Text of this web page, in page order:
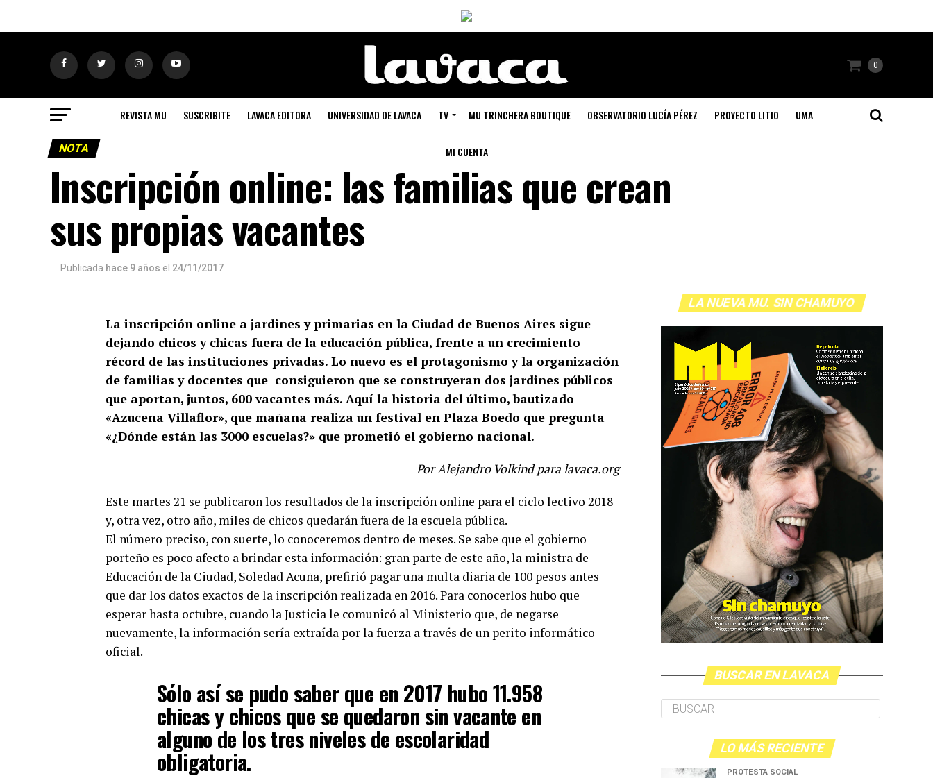
0
REVISTA MU SUSCRIBITE LAVACA EDITORA UNIVERSIDAD DE LAVACA TV MU TRINCHERA BOUTIQUE OBSERVATORIO LUCÍA PÉREZ PROYECTO LITIO UMA
MI CUENTA
NOTA
Inscripción online: las familias que crean
sus propias vacantes
Publicada hace 9 años el 24/11/2017
La inscripción online a jardines y primarias en la Ciudad de Buenos Aires sigue
dejando chicos y chicas fuera de la educación pública, frente a un crecimiento
récord de las instituciones privadas. Lo nuevo es el protagonismo y la organización
de familias y docentes que consiguieron que se construyeran dos jardines públicos
que aportan, juntos, 600 vacantes más. Aquí la historia del último, bautizado
«Azucena Villaflor», que mañana realiza un festival en Plaza Boedo que pregunta
«¿Dónde están las 3000 escuelas?» que prometió el gobierno nacional.
Por Alejandro Volkind para lavaca.org
Este martes 21 se publicaron los resultados de la inscripción online para el ciclo lectivo 2018
y, otra vez, otro año, miles de chicos quedarán fuera de la escuela pública.
El número preciso, con suerte, lo conoceremos dentro de meses. Se sabe que el gobierno
porteño es poco afecto a brindar esta información: gran parte de este año, la ministra de
Educación de la Ciudad, Soledad Acuña, prefirió pagar una multa diaria de 100 pesos antes
que dar los datos exactos de la inscripción realizada en 2016. Para conocerlos hubo que
esperar hasta octubre, cuando la Justicia le comunicó al Ministerio que, de negarse
nuevamente, la información sería extraída por la fuerza a través de un perito informático
oficial.
Sólo así se pudo saber que en 2017 hubo 11.958
chicas y chicos que se quedaron sin vacante en
alguno de los tres niveles de escolaridad
obligatoria.
LA NUEVA MU. SIN CHAMUYO
BUSCAR EN LAVACA
LO MÁS RECIENTE
PROTESTA SOCIAL